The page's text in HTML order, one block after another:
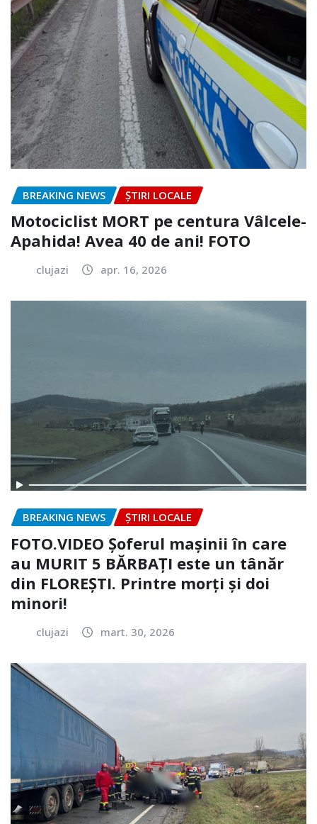
BREAKING NEWS ȘTIRI LOCALE
Motociclist MORT pe centura Vâlcele-
Apahida! Avea 40 de ani! FOTO
clujazi apr. 16, 2026
BREAKING NEWS ȘTIRI LOCALE
FOTO.VIDEO Șoferul mașinii în care
au MURIT 5 BĂRBAȚI este un tânăr
din FLOREȘTI. Printre morți și doi
minori!
clujazi mart. 30, 2026